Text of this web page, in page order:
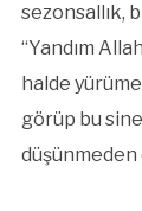
sezonsallık,
“Yandım
halde
görüp bu